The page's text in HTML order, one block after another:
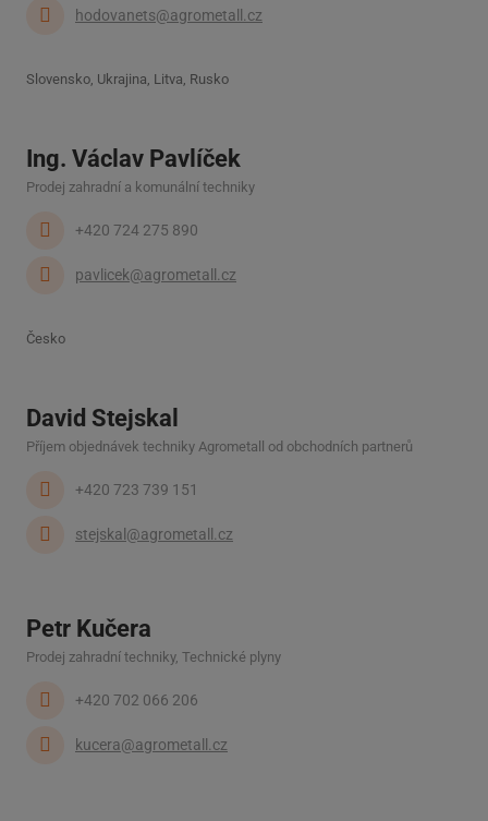
hodovanets@agrometall.cz
Slovensko, Ukrajina, Litva, Rusko
Ing. Václav Pavlíček
Prodej zahradní a komunální techniky
+420 724 275 890
pavlicek@agrometall.cz
Česko
David Stejskal
Příjem objednávek techniky Agrometall od obchodních partnerů
+420 723 739 151
stejskal@agrometall.cz
Petr Kučera
Prodej zahradní techniky, Technické plyny
+420 702 066 206
kucera@agrometall.cz